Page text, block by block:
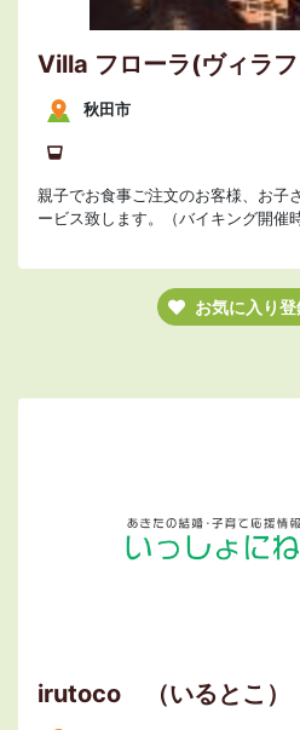
Villa フローラ(ヴィラ
秋田市
親子でお食事ご注文のお客様、お子
ービス致します。（バイキング開催
お気に入り登
irutoco （いるとこ）